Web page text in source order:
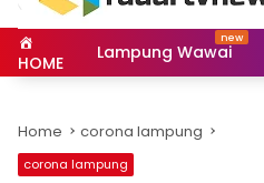
HOME Lampung Wawai
Home corona lampung
corona lampung